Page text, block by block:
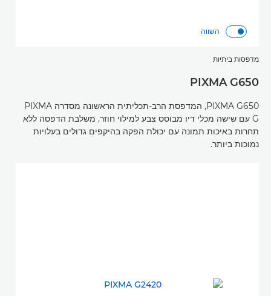
השווה
מדפסות ביתיות
PIXMA G650
PIXMA G650, המדפסת הרב-תכליתית הראשונה מסדרה PIXMA
G עם שישה מכלי דיו מבוסס צבע למילוי חוזר, משלבת הדפסה ללא
תחרות באיכות תמונה עם יכולת הפקה בהיקפים גדולים בעלויות
נמוכות ביותר.